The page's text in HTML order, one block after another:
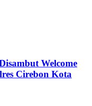
Welcome
Cirebon Kota